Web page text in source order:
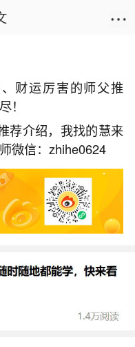
不合适？
30 1 赞
字合不合适？都是
意可能会引起大麻
些解读：
样算夫妻八字合不
，关键在于年柱、
财运厉害的师父推
！
荐介绍，我找的慧来
微信：zhihe0624